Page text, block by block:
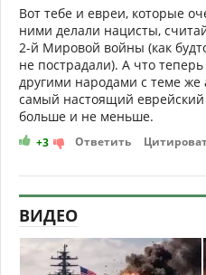
Вот тебе и евреи, которые
ними делали нацисты,
2-й Мировой войны (как
не пострадали). А что
другими народами с теме же
самый настоящий
больше и не меньше.
+3 Ответить
ВИДЕО